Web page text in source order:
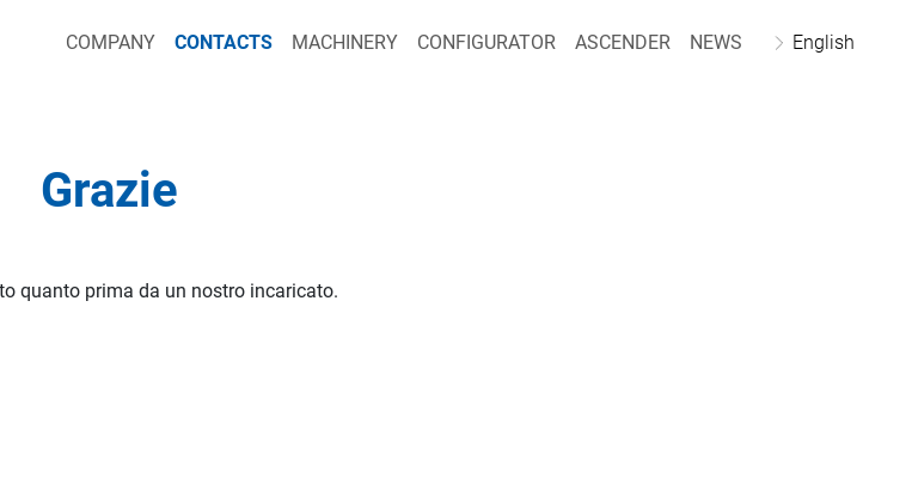
COMPANY CONTACTS MACHINERY CONFIGURATOR ASCENDER NEWS English
Grazie
quanto prima da un nostro incaricato.